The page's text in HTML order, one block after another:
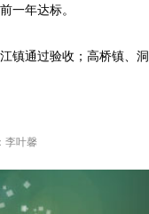
年达标。
通过验收；高桥镇、洞
李叶馨